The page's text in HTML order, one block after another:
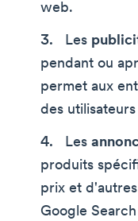
web.
Les
pendant ou
permet aux
des
Les
produits
prix et
Google